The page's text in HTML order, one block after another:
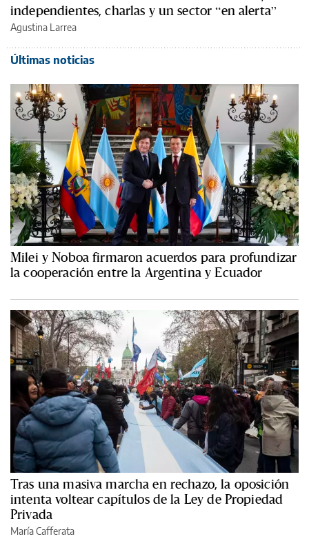
independientes, charlas y un sector “en alerta”
Agustina Larrea
Últimas noticias
Milei y Noboa firmaron acuerdos para profundizar
la cooperación entre la Argentina y Ecuador
Tras una masiva marcha en rechazo, la oposición
intenta voltear capítulos de la Ley de Propiedad
Privada
María Cafferata